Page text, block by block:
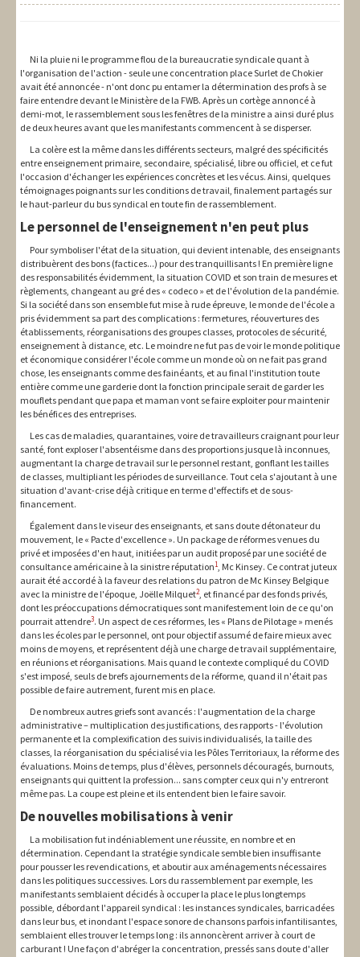
Ni la pluie ni le programme flou de la bureaucratie syndicale quant à
l'organisation de l'action - seule une concentration place Surlet de Chokier
avait été annoncée - n'ont donc pu entamer la détermination des profs à se
faire entendre devant le Ministère de la FWB. Après un cortège annoncé à
demi-mot, le rassemblement sous les fenêtres de la ministre a ainsi duré plus
de deux heures avant que les manifestants commencent à se disperser.
La colère est la même dans les différents secteurs, malgré des spécificités
entre enseignement primaire, secondaire, spécialisé, libre ou officiel, et ce fut
l'occasion d'échanger les expériences concrètes et les vécus. Ainsi, quelques
témoignages poignants sur les conditions de travail, finalement partagés sur
le haut-parleur du bus syndical en toute fin de rassemblement.
Le personnel de l'enseignement n'en peut plus
Pour symboliser l'état de la situation, qui devient intenable, des enseignants
distribuèrent des bons (factices...) pour des tranquillisants ! En première ligne
des responsabilités évidemment, la situation COVID et son train de mesures et
règlements, changeant au gré des « codeco » et de l'évolution de la pandémie.
Si la société dans son ensemble fut mise à rude épreuve, le monde de l'école a
pris évidemment sa part des complications : fermetures, réouvertures des
établissements, réorganisations des groupes classes, protocoles de sécurité,
enseignement à distance, etc. Le moindre ne fut pas de voir le monde politique
et économique considérer l'école comme un monde où on ne fait pas grand
chose, les enseignants comme des fainéants, et au final l'institution toute
entière comme une garderie dont la fonction principale serait de garder les
mouflets pendant que papa et maman vont se faire exploiter pour maintenir
les bénéfices des entreprises.
Les cas de maladies, quarantaines, voire de travailleurs craignant pour leur
santé, font exploser l'absentéisme dans des proportions jusque là inconnues,
augmentant la charge de travail sur le personnel restant, gonflant les tailles
de classes, multipliant les périodes de surveillance. Tout cela s'ajoutant à une
situation d'avant-crise déjà critique en terme d'effectifs et de sous-
financement.
Également dans le viseur des enseignants, et sans doute détonateur du
mouvement, le « Pacte d'excellence ». Un package de réformes venues du
privé et imposées d'en haut, initiées par un audit proposé par une société de
consultance américaine à la sinistre réputation1, Mc Kinsey. Ce contrat juteux
aurait été accordé à la faveur des relations du patron de Mc Kinsey Belgique
avec la ministre de l'époque, Joëlle Milquet2, et financé par des fonds privés,
dont les préoccupations démocratiques sont manifestement loin de ce qu'on
pourrait attendre3. Un aspect de ces réformes, les « Plans de Pilotage » menés
dans les écoles par le personnel, ont pour objectif assumé de faire mieux avec
moins de moyens, et représentent déjà une charge de travail supplémentaire,
en réunions et réorganisations. Mais quand le contexte compliqué du COVID
s'est imposé, seuls de brefs ajournements de la réforme, quand il n'était pas
possible de faire autrement, furent mis en place.
De nombreux autres griefs sont avancés : l'augmentation de la charge
administrative – multiplication des justifications, des rapports - l'évolution
permanente et la complexification des suivis individualisés, la taille des
classes, la réorganisation du spécialisé via les Pôles Territoriaux, la réforme des
évaluations. Moins de temps, plus d'élèves, personnels découragés, burnouts,
enseignants qui quittent la profession... sans compter ceux qui n'y entreront
même pas. La coupe est pleine et ils entendent bien le faire savoir.
De nouvelles mobilisations à venir
La mobilisation fut indéniablement une réussite, en nombre et en
détermination. Cependant la stratégie syndicale semble bien insuffisante
pour pousser les revendications, et aboutir aux aménagements nécessaires
dans les politiques successives. Lors du rassemblement par exemple, les
manifestants semblaient décidés à occuper la place le plus longtemps
possible, débordant l'appareil syndical : les instances syndicales, barricadées
dans leur bus, et inondant l'espace sonore de chansons parfois infantilisantes,
semblaient elles trouver le temps long : ils annoncèrent arriver à court de
carburant ! Une façon d'abréger la concentration, pressés sans doute d'aller